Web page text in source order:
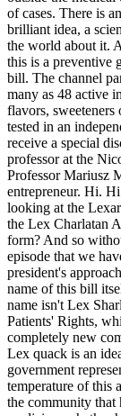
of cases. There is
brilliant idea, a
the world about it.
this is a preventive
bill. The channel
many as 48 active
flavors,
tested in an
receive a special
professor at the
Professor Mariusz
entrepreneur. Hi.
looking at the
the Lex Charlatan
form? And so
episode that we
president's
name of this bill
name isn't Lex
Patients' Rights,
completely new
Lex quack is an
government
temperature of this
the community that